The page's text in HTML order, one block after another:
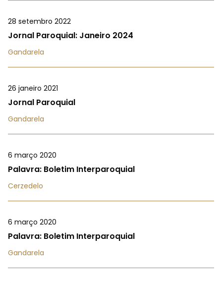
28 setembro 2022
Jornal Paroquial: Janeiro 2024
Gandarela
26 janeiro 2021
Jornal Paroquial
Gandarela
6 março 2020
Palavra: Boletim Interparoquial
Cerzedelo
6 março 2020
Palavra: Boletim Interparoquial
Gandarela